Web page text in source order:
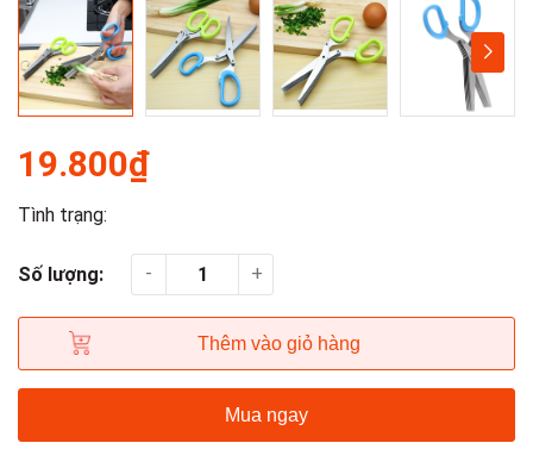
19.800₫
Tình trạng:
Số lượng: - +
Thêm vào giỏ hàng
Mua ngay